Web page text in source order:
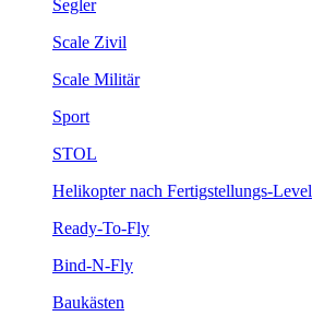
Segler
Scale Zivil
Scale Militär
Sport
STOL
Helikopter nach Fertigstellungs-Level
Ready-To-Fly
Bind-N-Fly
Baukästen